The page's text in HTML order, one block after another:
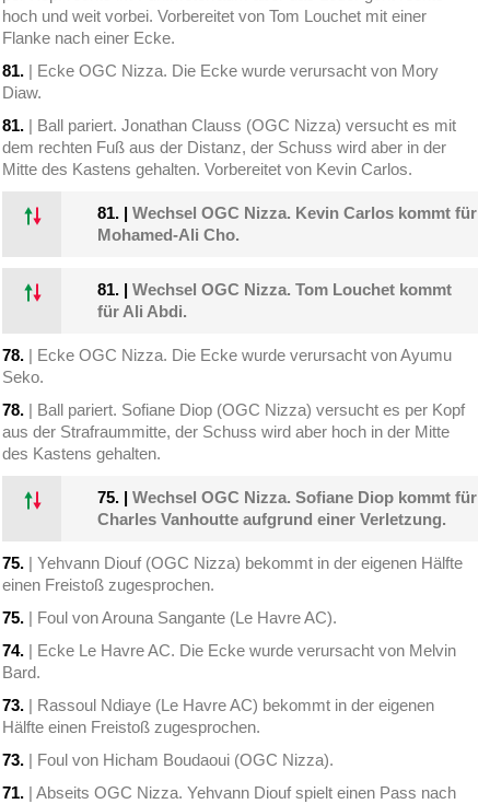
hoch und weit vorbei. Vorbereitet von Tom Louchet mit einer
Flanke nach einer Ecke.
81. | Ecke OGC Nizza. Die Ecke wurde verursacht von Mory
Diaw.
81. | Ball pariert. Jonathan Clauss (OGC Nizza) versucht es mit
dem rechten Fuß aus der Distanz, der Schuss wird aber in der
Mitte des Kastens gehalten. Vorbereitet von Kevin Carlos.
81. |Wechsel OGC Nizza. Kevin Carlos kommt für
Mohamed-Ali Cho.
81. |Wechsel OGC Nizza. Tom Louchet kommt
für Ali Abdi.
78. | Ecke OGC Nizza. Die Ecke wurde verursacht von Ayumu
Seko.
78. | Ball pariert. Sofiane Diop (OGC Nizza) versucht es per Kopf
aus der Strafraummitte, der Schuss wird aber hoch in der Mitte
des Kastens gehalten.
75. |Wechsel OGC Nizza. Sofiane Diop kommt für
Charles Vanhoutte aufgrund einer Verletzung.
75. | Yehvann Diouf (OGC Nizza) bekommt in der eigenen Hälfte
einen Freistoß zugesprochen.
75. | Foul von Arouna Sangante (Le Havre AC).
74. | Ecke Le Havre AC. Die Ecke wurde verursacht von Melvin
Bard.
73. | Rassoul Ndiaye (Le Havre AC) bekommt in der eigenen
Hälfte einen Freistoß zugesprochen.
73. | Foul von Hicham Boudaoui (OGC Nizza).
71. | Abseits OGC Nizza. Yehvann Diouf spielt einen Pass nach